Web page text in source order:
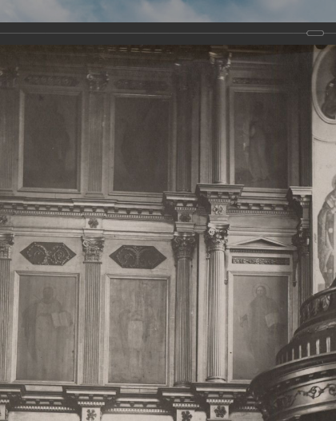
Земли
Сайт создан по
и
Наследники Галерея
Главная Галерея Храмы-мученики Архангельска Свято-
Свято-Троицкий